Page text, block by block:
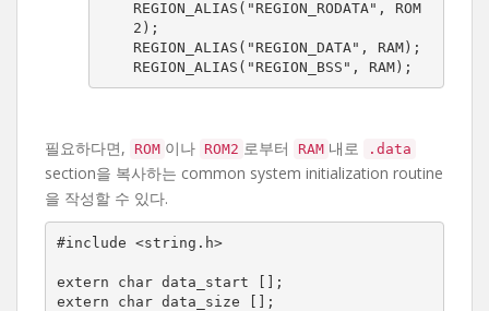
REGION_ALIAS("REGION_RODATA", ROM
2);
REGION_ALIAS("REGION_DATA", RAM);
REGION_ALIAS("REGION_BSS", RAM);
필요하다면, ROM 이나 ROM2 로부터 RAM 내로 .data
section을 복사하는 common system initialization routine
을 작성할 수 있다.
#include <string.h>
extern char data_start [];
extern char data_size [];